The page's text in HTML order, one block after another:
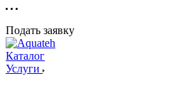
Подать заявку
Каталог
Услуги